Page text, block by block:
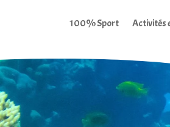
100% Sport Activités